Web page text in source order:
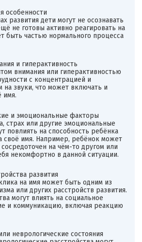
особенности
развития дети могут не осознавать
не готовы активно реагировать на
быть частью нормального процесса
и гиперактивность
внимания или гиперактивностью
с концентрацией и
на звуки, что может включать и
имя.
и эмоциональные факторы
страх или другие эмоциональные
повлиять на способность ребёнка
своё имя. Например, ребёнок может
на чём-то другом или
некомфортно в данной ситуации.
развития
на имя может быть одним из
или других расстройств развития.
могут влиять на социальное
и коммуникацию, включая реакцию
неврологические состояния